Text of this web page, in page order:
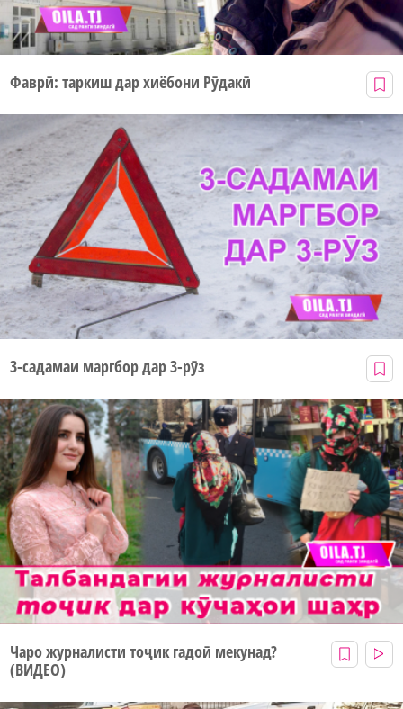
Фаврӣ: таркиш дар хиёбони Рӯдакӣ
3-садамаи маргбор дар 3-рӯз
Чаро журналисти тоҷик гадоӣ мекунад?
(ВИДЕО)